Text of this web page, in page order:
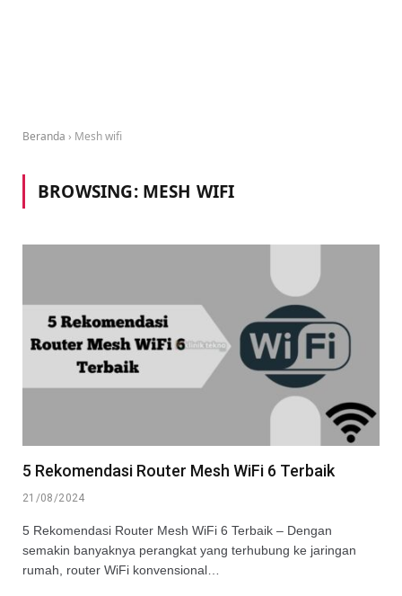
Beranda › Mesh wifi
BROWSING: MESH WIFI
5 Rekomendasi Router Mesh WiFi 6 Terbaik
21/08/2024
5 Rekomendasi Router Mesh WiFi 6 Terbaik – Dengan
semakin banyaknya perangkat yang terhubung ke jaringan
rumah, router WiFi konvensional…